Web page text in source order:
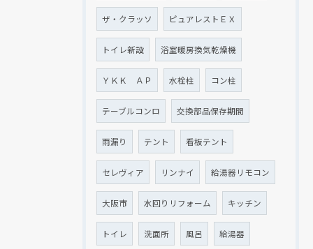
ザ・クラッソ ピュアレストＥＸ
トイレ新設 浴室暖房換気乾燥機
ＹＫＫ ＡＰ 水栓柱 コン柱
テーブルコンロ 交換部品保存期間
雨漏り テント 看板テント
セレヴィア リンナイ 給湯器リモコン
大阪市 水回りリフォーム キッチン
トイレ 洗面所 風呂 給湯器